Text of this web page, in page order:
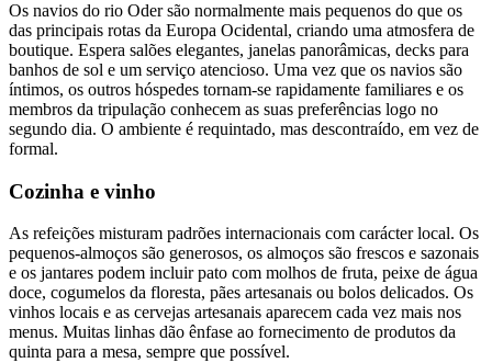
Os navios do rio Oder são normalmente mais pequenos do que os
das principais rotas da Europa Ocidental, criando uma atmosfera de
boutique. Espera salões elegantes, janelas panorâmicas, decks para
banhos de sol e um serviço atencioso. Uma vez que os navios são
íntimos, os outros hóspedes tornam-se rapidamente familiares e os
membros da tripulação conhecem as suas preferências logo no
segundo dia. O ambiente é requintado, mas descontraído, em vez de
formal.
Cozinha e vinho
As refeições misturam padrões internacionais com carácter local. Os
pequenos-almoços são generosos, os almoços são frescos e sazonais
e os jantares podem incluir pato com molhos de fruta, peixe de água
doce, cogumelos da floresta, pães artesanais ou bolos delicados. Os
vinhos locais e as cervejas artesanais aparecem cada vez mais nos
menus. Muitas linhas dão ênfase ao fornecimento de produtos da
quinta para a mesa, sempre que possível.